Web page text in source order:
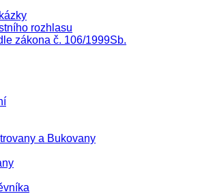
rozhlasu
zákona č. 106/1999Sb.
a Bukovany